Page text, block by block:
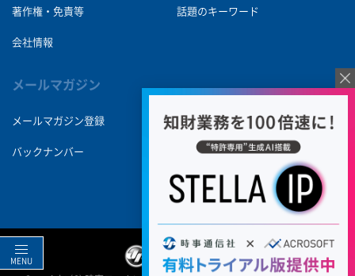
MENU
著作権・免責等
会社情報
話題のキーワード
メールマガジン
メールマガジン登録
バックナンバー